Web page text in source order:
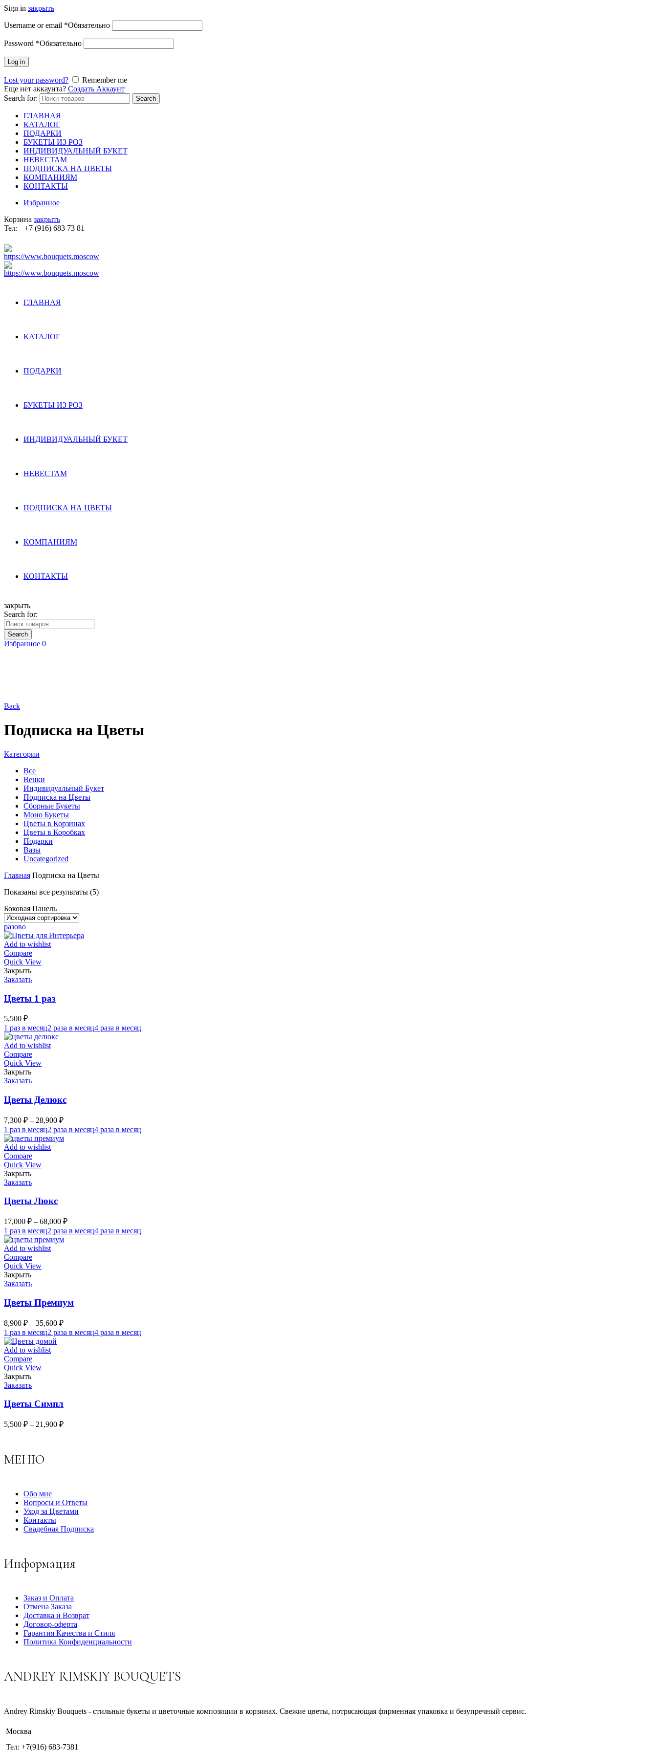
Sign in закрыть
Username or email *Обязательно
Password *Обязательно
Log in
Lost your password?
Remember me
Еще нет аккаунта? Создать Аккаунт
Search for:
Search
ГЛАВНАЯ
КАТАЛОГ
ПОДАРКИ
БУКЕТЫ ИЗ РОЗ
ИНДИВИДУАЛЬНЫЙ БУКЕТ
НЕВЕСТАМ
ПОДПИСКА НА ЦВЕТЫ
КОМПАНИЯМ
КОНТАКТЫ
Избранное
Корзина закрыть
Тел:
+7 (916) 683 73 81
ГЛАВНАЯ
КАТАЛОГ
ПОДАРКИ
БУКЕТЫ ИЗ РОЗ
ИНДИВИДУАЛЬНЫЙ БУКЕТ
НЕВЕСТАМ
ПОДПИСКА НА ЦВЕТЫ
КОМПАНИЯМ
КОНТАКТЫ
закрыть
Search for:
Search
Избранное 0
Back
Подписка на Цветы
Категории
Все
Венки
Индивидуальный Букет
Подписка на Цветы
Сборные Букеты
Моно Букеты
Цветы в Корзинах
Цветы в Коробках
Подарки
Вазы
Uncategorized
Главная Подписка на Цветы
Показаны все результаты (5)
Боковая Панель
разово
Add to wishlist
Compare
Quick View
Закрыть
Заказать
Цветы 1 раз
5,500 ₽
1 раз в месяц2 раза в месяц4 раза в месяц
Add to wishlist
Compare
Quick View
Закрыть
Заказать
Цветы Делюкс
7,300 ₽ – 28,900 ₽
1 раз в месяц2 раза в месяц4 раза в месяц
Add to wishlist
Compare
Quick View
Закрыть
Заказать
Цветы Люкс
17,000 ₽ – 68,000 ₽
1 раз в месяц2 раза в месяц4 раза в месяц
Add to wishlist
Compare
Quick View
Закрыть
Заказать
Цветы Премиум
8,900 ₽ – 35,600 ₽
1 раз в месяц2 раза в месяц4 раза в месяц
Add to wishlist
Compare
Quick View
Закрыть
Заказать
Цветы Симпл
5,500 ₽ – 21,900 ₽
МЕНЮ
Обо мне
Вопросы и Ответы
Уход за Цветами
Контакты
Свадебная Подписка
Информация
Заказ и Оплата
Отмена Заказа
Доставка и Возврат
Договор-оферта
Гарантия Качества и Стиля
Политика Конфиденциальности
ANDREY RIMSKIY BOUQUETS
Andrey Rimskiy Bouquets - стильные букеты и цветочные композиции в корзинах. Свежие цветы, потрясающая фирменная упаковка и безупречный сервис.
Москва
Тел: +7(916) 683-7381